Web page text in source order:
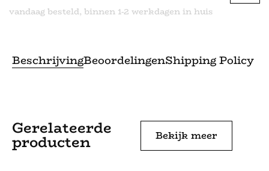
vandaag besteld, binnen 1-2 werkdagen in huis
BeschrijvingBeoordelingenShipping Policy
Gerelateerde
producten Bekijk meer